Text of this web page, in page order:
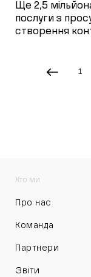
Ще 2,5
послуги з
створення
1
Хто ми
Про нас
Команда
Партнери
Звіти